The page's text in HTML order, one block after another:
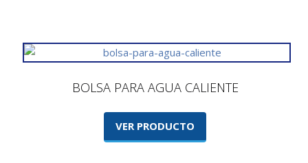
BOLSA PARA AGUA CALIENTE
VER PRODUCTO